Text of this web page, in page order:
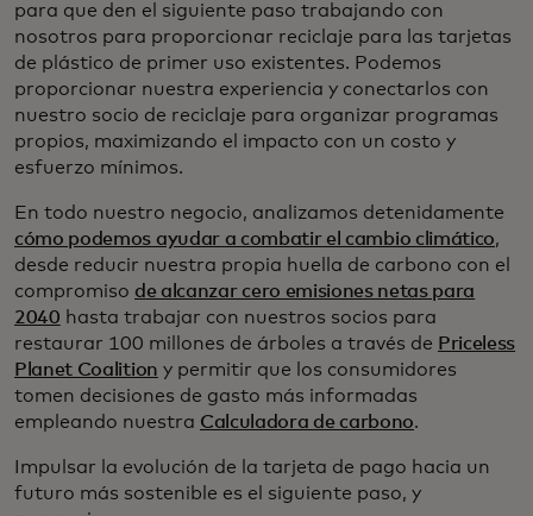
para que den el siguiente paso trabajando con
nosotros para proporcionar reciclaje para las tarjetas
de plástico de primer uso existentes. Podemos
proporcionar nuestra experiencia y conectarlos con
nuestro socio de reciclaje para organizar programas
propios, maximizando el impacto con un costo y
esfuerzo mínimos.
En todo nuestro negocio, analizamos detenidamente
cómo podemos ayudar a combatir el cambio climático,
desde reducir nuestra propia huella de carbono con el
compromiso de alcanzar cero emisiones netas para
2040 hasta trabajar con nuestros socios para
restaurar 100 millones de árboles a través de Priceless
Planet Coalition y permitir que los consumidores
tomen decisiones de gasto más informadas
empleando nuestra Calculadora de carbono.
Impulsar la evolución de la tarjeta de pago hacia un
futuro más sostenible es el siguiente paso, y